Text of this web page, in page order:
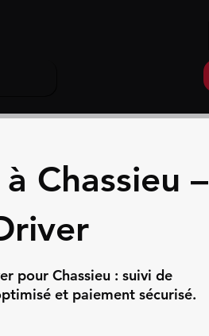
Chassieu –
pour Chassieu : suivi de
et paiement sécurisé.